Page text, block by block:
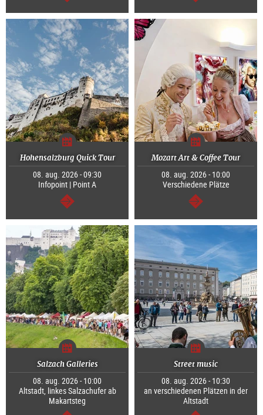
Tovább Tovább
Hohensalzburg Quick Tour
08. aug. 2026 - 09:30
Infopoint | Point A
Tovább
Mozart Art & Coffee Tour
08. aug. 2026 - 10:00
Verschiedene Plätze
Tovább
Salzach Galleries
08. aug. 2026 - 10:00
Altstadt, linkes Salzachufer ab
Makartsteg
Street music
08. aug. 2026 - 10:30
an verschiedenen Plätzen in der
Altstadt